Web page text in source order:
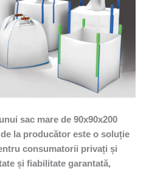
sac mare de 90x90x200
la producător este o soluție
consumatorii privați și
și fiabilitate garantată,